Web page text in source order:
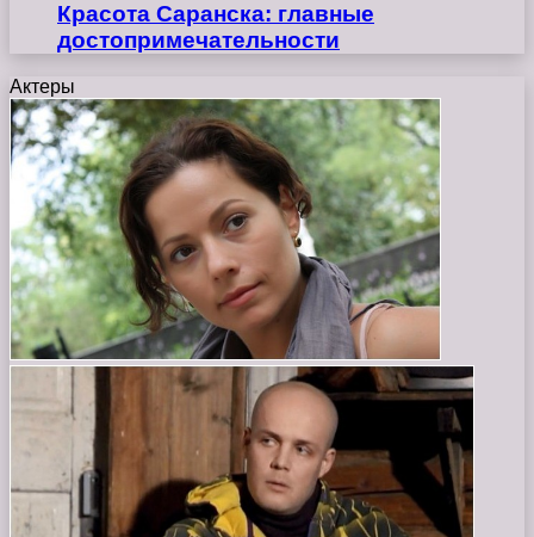
Красота Саранска: главные
достопримечательности
Актеры